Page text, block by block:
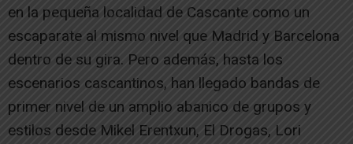
en la pequeña localidad de Cascante como un
escaparate al mismo nivel que Madrid y Barcelona
dentro de su gira. Pero además, hasta los
escenarios cascantinos, han llegado bandas de
primer nivel de un amplio abanico de grupos y
estilos desde Mikel Erentxun, El Drogas, Lori